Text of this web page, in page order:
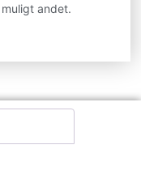
andet.